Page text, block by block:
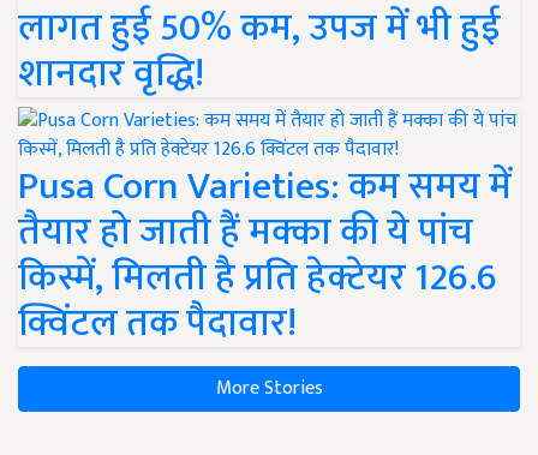
लागत हुई 50% कम, उपज में भी हुई
शानदार वृद्धि!
Pusa Corn Varieties: कम समय में
तैयार हो जाती हैं मक्का की ये पांच
किस्में, मिलती है प्रति हेक्टेयर 126.6
क्विंटल तक पैदावार!
More Stories